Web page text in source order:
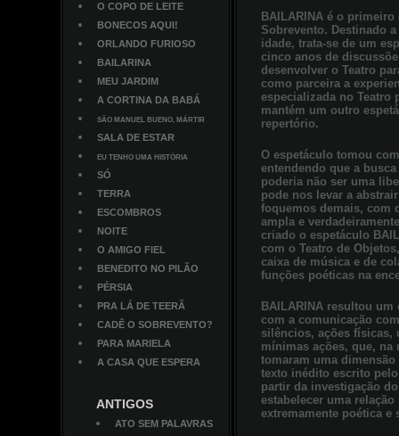
O COPO DE LEITE
BONECOS AQUI!
ORLANDO FURIOSO
BAILARINA
MEU JARDIM
A CORTINA DA BABÁ
SÃO MANUEL BUENO, MÁRTIR
SALA DE ESTAR
EU TENHO UMA HISTÓRIA
SÓ
TERRA
ESCOMBROS
NOITE
O AMIGO FIEL
BENEDITO NO PILÃO
PÉRSIA
PRA LÁ DE TEERÃ
CADÊ O SOBREVENTO?
PARA MARIELA
A CASA QUE ESPERA
ANTIGOS
ATO SEM PALAVRAS
BAILARINA é o
Sobrevento. Destinado
idade, trata-se de um
cinco anos de
desenvolver o Teatro
como parceira a
especializada no Teatro
mantém um outro
repertório.
O espetáculo tomou
entendendo que a
poderia não ser uma
pode nos levar a
foquemos demais, com
ampla e
criado o espetáculo
com o Teatro de
caixa de música e de
funções poéticas na
BAILARINA resultou
com a comunicação
silêncios, ações físicas,
mínimas ações, que, na
tomaram uma
texto inédito escrito pelo
partir da investigação
estabelecer uma
extremamente poética